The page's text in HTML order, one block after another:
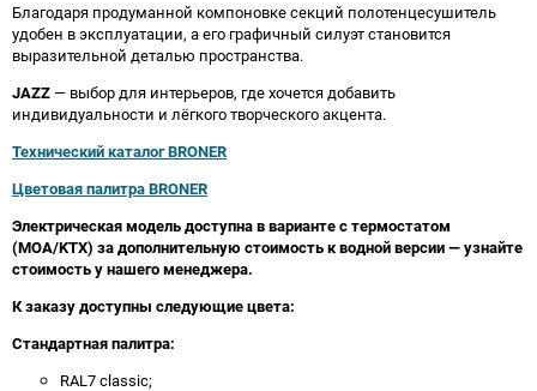
Благодаря продуманной компоновке секций полотенцесушитель
удобен в эксплуатации, а его графичный силуэт становится
выразительной деталью пространства.
JAZZ — выбор для интерьеров, где хочется добавить
индивидуальности и лёгкого творческого акцента.
Технический каталог BRONER
Цветовая палитра BRONER
Электрическая модель доступна в варианте с термостатом
(MOA/KTX) за дополнительную стоимость к водной версии — узнайте
стоимость у нашего менеджера.
К заказу доступны следующие цвета:
Стандартная палитра:
RAL7 classic;